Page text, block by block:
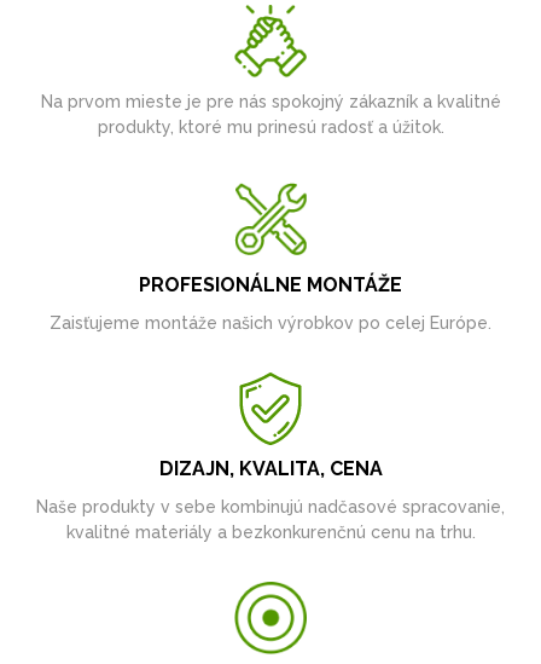
Na prvom mieste je pre nás spokojný zákazník a kvalitné
produkty, ktoré mu prinesú radosť a úžitok.
PROFESIONÁLNE MONTÁŽE
Zaisťujeme montáže našich výrobkov po celej Európe.
DIZAJN, KVALITA, CENA
Naše produkty v sebe kombinujú nadčasové spracovanie,
kvalitné materiály a bezkonkurenčnú cenu na trhu.